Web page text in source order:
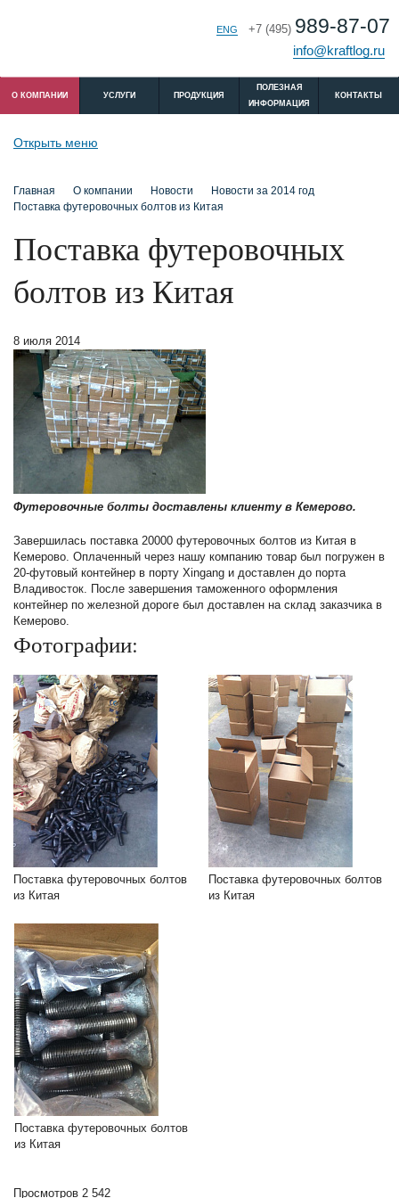
+7 (495) 989-87-07
info@kraftlog.ru
ENG
O КОМПАНИИ УСЛУГИ ПРОДУКЦИЯ
ПОЛЕЗНАЯ
ИНФОРМАЦИЯ
КОНТАКТЫ
Открыть меню
Главная O компании Новости
Новости за 2014 год
Поставка футеровочных болтов из Китая
Поставка футеровочных
болтов из Китая
8 июля 2014
Футеровочные болты доставлены клиенту в Кемерово.
Завершилась поставка 20000 футеровочных болтов из Китая в
Кемерово. Оплаченный через нашу компанию товар был погружен в
20-футовый контейнер в порту Xingang и доставлен до порта
Владивосток. После завершения таможенного оформления
контейнер по железной дороге был доставлен на склад заказчика в
Кемерово.
Фотографии:
Поставка футеровочных болтов
из Китая
Поставка футеровочных болтов
из Китая
Поставка футеровочных болтов
из Китая
Просмотров 2 542